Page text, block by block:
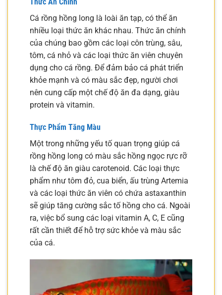
Cá rồng hồng long là loài ăn tạp, có thể ăn
nhiều loại thức ăn khác nhau. Thức ăn chính
của chúng bao gồm các loại côn trùng, sâu,
tôm, cá nhỏ và các loại thức ăn viên chuyên
dụng cho cá rồng. Để đảm bảo cá phát triển
khỏe mạnh và có màu sắc đẹp, người chơi
nên cung cấp một chế độ ăn đa dạng, giàu
protein và vitamin.
Thực Phẩm Tăng Màu
Một trong những yếu tố quan trọng giúp cá
rồng hồng long có màu sắc hồng ngọc rực rỡ
là chế độ ăn giàu carotenoid. Các loại thực
phẩm như tôm đỏ, cua biển, ấu trùng Artemia
và các loại thức ăn viên có chứa astaxanthin
sẽ giúp tăng cường sắc tố hồng cho cá. Ngoài
ra, việc bổ sung các loại vitamin A, C, E cũng
rất cần thiết để hỗ trợ sức khỏe và màu sắc
của cá.